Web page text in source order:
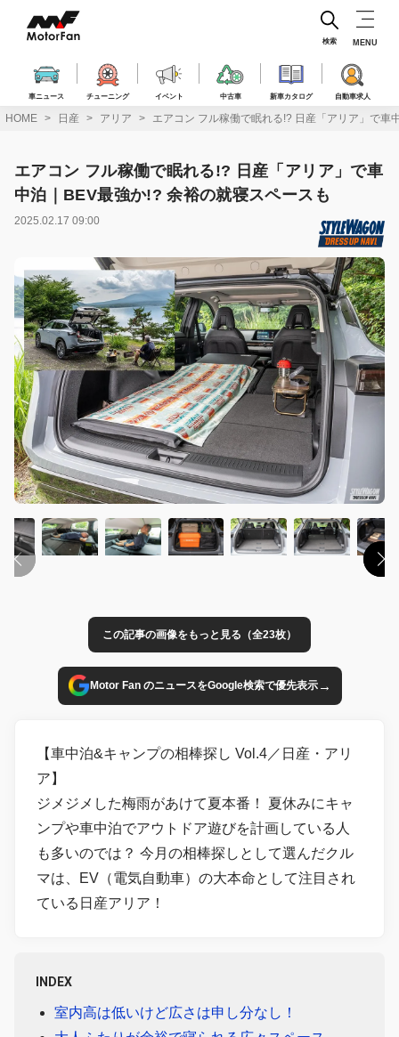
ス
車ニュース チューニング イベント 中古車 新車カタログ 自動車求人
検索 MENU
HOME 日産 アリア エアコン フル稼働で眠れる!? 日産「アリア」で車
エアコン フル稼働で眠れる!? 日産「アリア」で車
中泊｜BEV最強か!? 余裕の就寝スペースも
2025.02.17 09:00
この記事の画像をもっと見る（全23枚）
Motor Fan のニュースをGoogle検索で優先表示→
【車中泊&キャンプの相棒探し Vol.4／日産・アリ
ア】
ジメジメした梅雨があけて夏本番！ 夏休みにキャ
ンプや車中泊でアウトドア遊びを計画している人
も多いのでは？ 今月の相棒探しとして選んだクル
マは、EV（電気自動車）の大本命として注目され
ている日産アリア！
INDEX
室内高は低いけど広さは申し分なし！